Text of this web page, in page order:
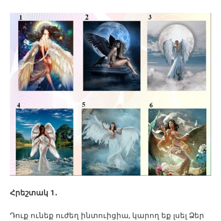
Հրեշտակ 1․
Դուք ունեք ուժեղ ինտուիցիա, կարող եք լսել Ձեր